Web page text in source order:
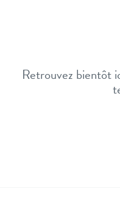
Retrouvez bientôt